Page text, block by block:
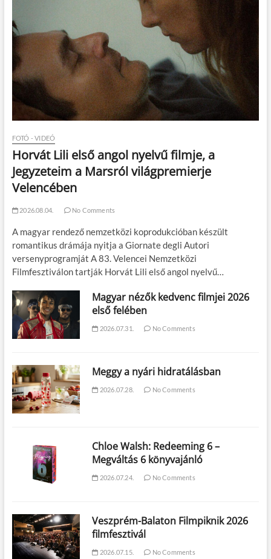
FOTÓ - VIDEÓ
Horvát Lili első angol nyelvű filmje, a
Jegyzeteim a Marsról világpremierje
Velencében
2026.08.04. No Comments
A magyar rendező nemzetközi koprodukcióban készült
romantikus drámája nyitja a Giornate degli Autori
versenyprogramját A 83. Velencei Nemzetközi
Filmfesztiválon tartják Horvát Lili első angol nyelvű…
Magyar nézők kedvenc filmjei 2026
első felében
2026.07.31. No Comments
Meggy a nyári hidratálásban
2026.07.28. No Comments
Chloe Walsh: Redeeming 6 –
Megváltás 6 könyvajánló
2026.07.24. No Comments
Veszprém-Balaton Filmpiknik 2026
filmfesztivál
2026.07.15. No Comments